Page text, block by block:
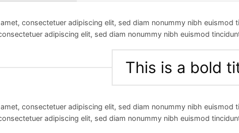
consectetuer adipiscing elit, sed diam nonummy nibh
adipiscing elit, sed diam nonummy nibh euismod
This is a bold
consectetuer adipiscing elit, sed diam nonummy nibh
adipiscing elit, sed diam nonummy nibh euismod